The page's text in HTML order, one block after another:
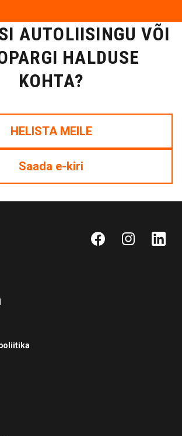
AUTOLIISINGU VÕI
HALDUSE
KOHTA?
HELISTA MEILE
Saada e-kiri